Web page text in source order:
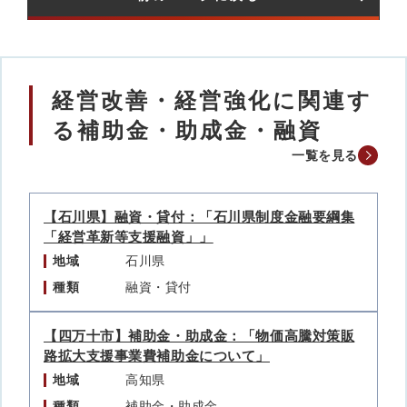
経営改善・経営強化に関連す
る補助金・助成金・融資
一覧を見る
【石川県】融資・貸付：「石川県制度金融要綱集
「経営革新等支援融資」」
地域
石川県
種類
融資・貸付
【四万十市】補助金・助成金：「物価高騰対策販
路拡大支援事業費補助金について」
地域
高知県